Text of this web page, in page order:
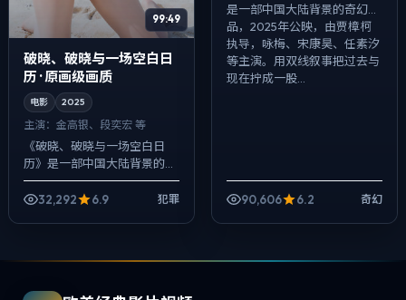
99:49
破晓、破晓与一场空白日
历 · 原画级画质
电影 2025
主演： 金高银、段奕宏 等
《破晓、破晓与一场空白日
历》是一部中国大陆背景的犯
罪作品，2025年公映，由新
海诚执导，金高银、段奕宏、
32,292 6.9 犯罪
是一部中国大陆背景的奇幻作
品，2025年公映，由贾樟柯
执导，咏梅、宋康昊、任素汐
等主演。用双线叙事把过去与
现在拧成一股...
90,606 6.2 奇幻